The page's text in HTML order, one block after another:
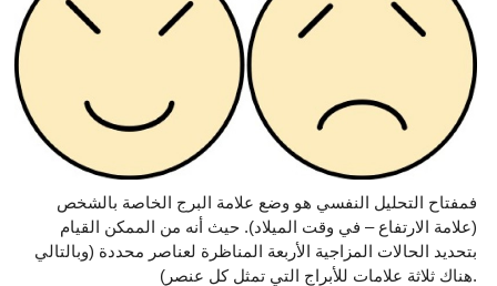
فمفتاح التحليل النفسي هو وضع علامة البرج الخاصة بالشخص
(علامة الارتفاع – في وقت الميلاد). حيث أنه من الممكن القيام
بتحديد الحالات المزاجية الأربعة المناظرة لعناصر محددة (وبالتالي
هناك ثلاثة علامات للأبراج التي تمثل كل عنصر).